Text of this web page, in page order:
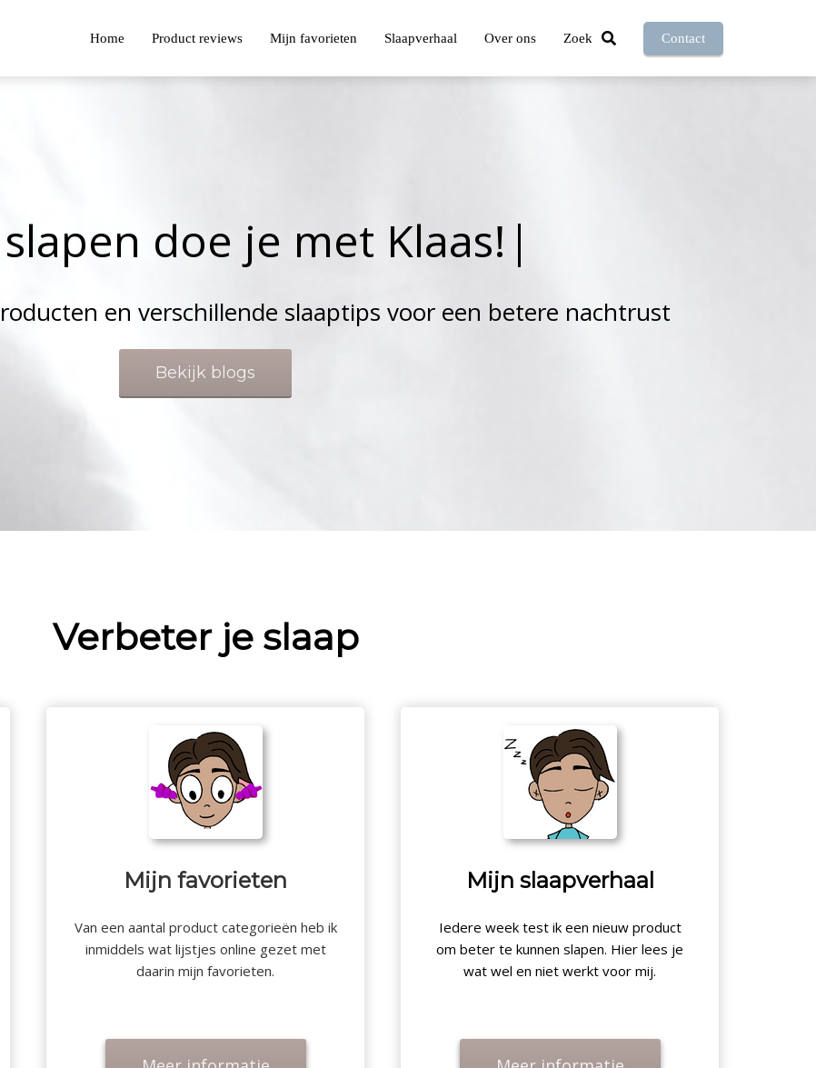
Home Product reviews Mijn favorieten Slaapverhaal Over ons Zoek Contact
slapen doe je met Klaas!
en verschillende slaaptips voor een betere nachtrust
Bekijk blogs
Verbeter je slaap
Mijn favorieten
Van een aantal product categorieën heb ik
inmiddels wat lijstjes online gezet met
daarin mijn favorieten.
Mijn slaapverhaal
Iedere week test ik een nieuw product
om beter te kunnen slapen. Hier lees je
wat wel en niet werkt voor mij.